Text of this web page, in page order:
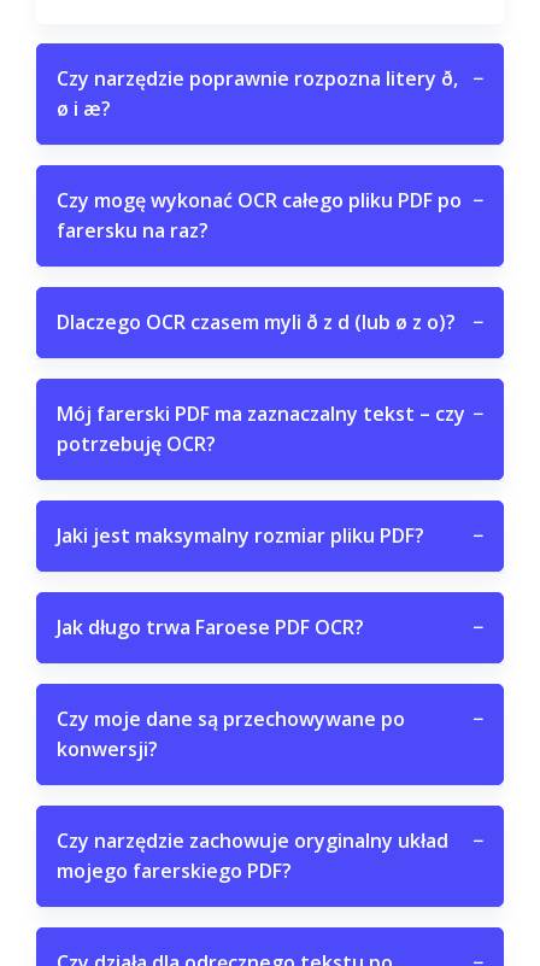
Czy narzędzie poprawnie rozpozna litery ð,
ø i æ?
−
Czy mogę wykonać OCR całego pliku PDF po
farersku na raz?
−
Dlaczego OCR czasem myli ð z d (lub ø z o)? −
Mój farerski PDF ma zaznaczalny tekst – czy
potrzebuję OCR?
−
Jaki jest maksymalny rozmiar pliku PDF? −
Jak długo trwa Faroese PDF OCR? −
Czy moje dane są przechowywane po
konwersji?
−
Czy narzędzie zachowuje oryginalny układ
mojego farerskiego PDF?
−